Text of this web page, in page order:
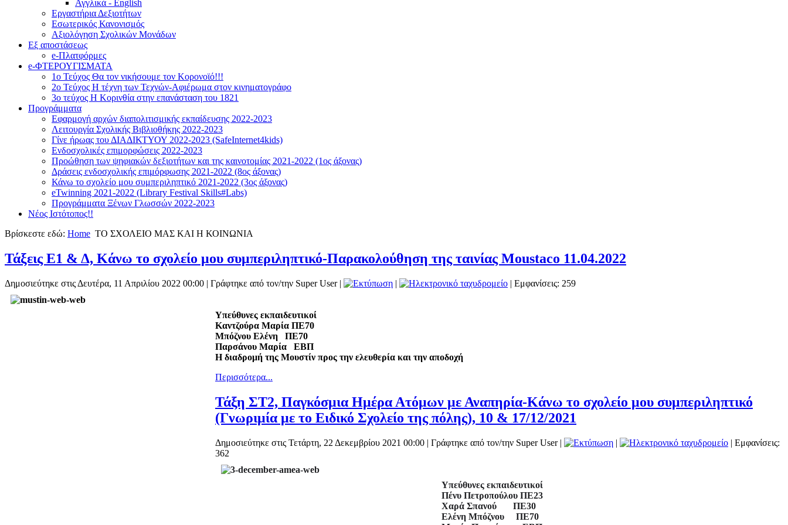
Αγγλικά - English
Εργαστήρια Δεξιοτήτων
Εσωτερικός Κανονισμός
Αξιολόγηση Σχολικών Μονάδων
Εξ αποστάσεως
e-Πλατφόρμες
e-ΦΤΕΡΟΥΓΙΣΜΑΤΑ
1ο Τεύχος Θα τον νικήσουμε τον Κορονοϊό!!!
2ο Τεύχος Η τέχνη των Τεχνών-Αφιέρωμα στον κινηματογράφο
3ο τεύχος Η Κορινθία στην επανάσταση του 1821
Προγράμματα
Εφαρμογή αρχών διαπολιτισμικής εκπαίδευσης 2022-2023
Λειτουργία Σχολικής Βιβλιοθήκης 2022-2023
Γίνε ήρωας του ΔΙΑΔΙΚΤΥΟΥ 2022-2023 (SafeInternet4kids)
Ενδοσχολικές επιμορφώσεις 2022-2023
Προώθηση των ψηφιακών δεξιοτήτων και της καινοτομίας 2021-2022 (1ος άξονας)
Δράσεις ενδοσχολικής επιμόρφωσης 2021-2022 (8ος άξονας)
Κάνω το σχολείο μου συμπεριληπτικό 2021-2022 (3ος άξονας)
eTwinning 2021-2022 (Library Festival Skills#Labs)
Προγράμματα Ξένων Γλωσσών 2022-2023
Νέος Ιστότοπος!!
Βρίσκεστε εδώ: Home ΤΟ ΣΧΟΛΕΙΟ ΜΑΣ ΚΑΙ Η ΚΟΙΝΩΝΙΑ
Τάξεις Ε1 & Δ, Κάνω το σχολείο μου συμπεριληπτικό-Παρακολούθηση της ταινίας Mοustaco 11.04.2022
Δημοσιεύτηκε στις Δευτέρα, 11 Απριλίου 2022 00:00 | Γράφτηκε από τον/την Super User| | | Εμφανίσεις: 259
Υπεύθυνες εκπαιδευτικοί
Καντζούρα Μαρία ΠΕ70
Μπόζνου Ελένη ΠΕ70
Παρσάνου Μαρία ΕΒΠ
Η διαδρομή της Μουστίν προς την ελευθερία και την αποδοχή
Περισσότερα...
Τάξη ΣΤ2, Παγκόσμια Ημέρα Ατόμων με Αναπηρία-Κάνω το σχολείο μου συμπεριληπτικό
(Γνωριμία με το Ειδικό Σχολείο της πόλης), 10 & 17/12/2021
Δημοσιεύτηκε στις Τετάρτη, 22 Δεκεμβρίου 2021 00:00 | Γράφτηκε από τον/την Super User| |
| Εμφανίσεις:
362
Υπεύθυνες εκπαιδευτικοί
Πένυ Πετροπούλου ΠΕ23
Χαρά Σπανού ΠΕ30
Ελένη Μπόζνου ΠΕ70